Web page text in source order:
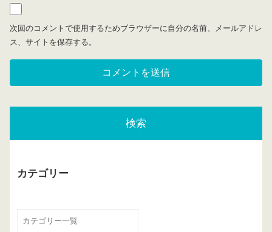
次回のコメントで使用するためブラウザーに自分の名前、メールアドレ
ス、サイトを保存する。
検索
カテゴリー